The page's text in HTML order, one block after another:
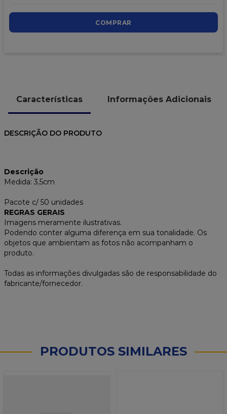
COMPRAR
Características Informações Adicionais
DESCRIÇÃO DO PRODUTO
Descrição
Medida: 3,5cm
Pacote c/ 50 unidades
REGRAS GERAIS
Imagens meramente ilustrativas.
Podendo conter alguma diferença em sua tonalidade. Os
objetos que ambientam as fotos não acompanham o
produto.
Todas as informações divulgadas são de responsabilidade do
fabricante/fornecedor.
PRODUTOS SIMILARES